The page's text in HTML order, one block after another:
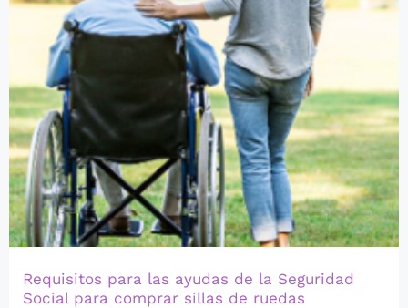
Requisitos para las ayudas de la Seguridad
Social para comprar sillas de ruedas